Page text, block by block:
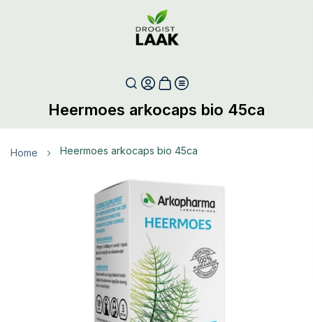
Heermoes arkocaps bio 45ca
Home heermoes arkocaps bio 45ca